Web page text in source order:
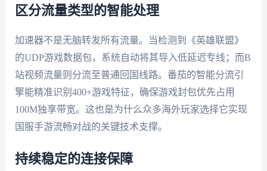
区分流量类型的智能处理
加速器不是无脑转发所有流量。当检测到《英雄联盟》
的UDP游戏数据包，系统自动将其导入低延迟专线；而B
站视频流量则分流至普通回国线路。番茄的智能分流引
擎能精准识别400+游戏特征，确保游戏封包优先占用
100M独享带宽。这也是为什么众多海外玩家选择它实现
国服手游流畅对战的关键技术支撑。
持续稳定的连接保障